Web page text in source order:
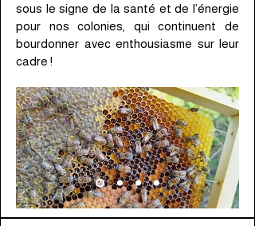
sous le signe de la santé et de l’énergie
pour nos colonies, qui continuent de
bourdonner avec enthousiasme sur leur
cadre !